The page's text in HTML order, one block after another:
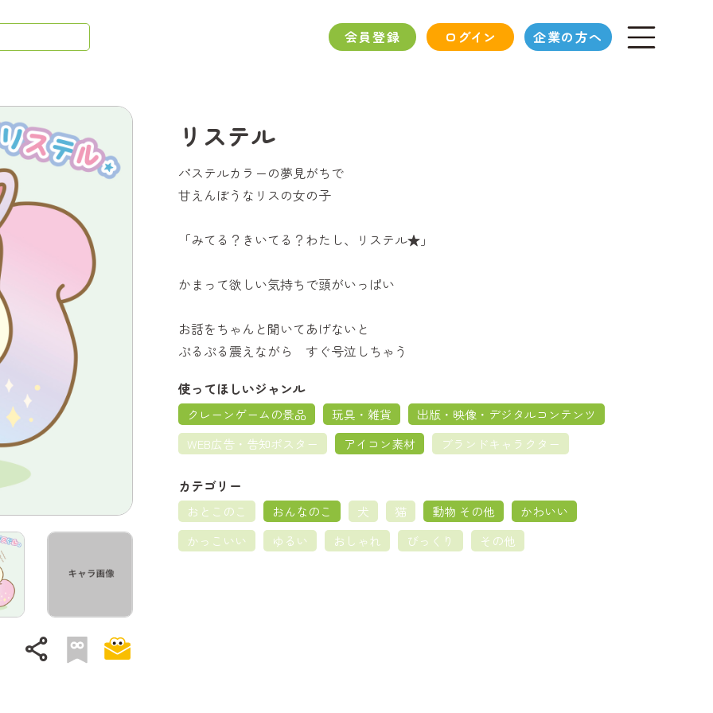
会員登録 ログイン 企業の方へ
share
リステル
パステルカラーの夢見がちで
甘えんぼうなリスの女の子
「みてる？きいてる？わたし、リステル★」
かまって欲しい気持ちで頭がいっぱい
お話をちゃんと聞いてあげないと
ぷるぷる震えながら すぐ号泣しちゃう
使ってほしいジャンル
クレーンゲームの景品 玩具・雑貨
出版・映像・デジタルコンテンツ
WEB広告・告知ポスター
アイコン素材 ブランドキャラクター
カテゴリー
おとこのこ おんなのこ 犬 猫 動物 その他
かわいい
かっこいい
ゆるい おしゃれ びっくり その他